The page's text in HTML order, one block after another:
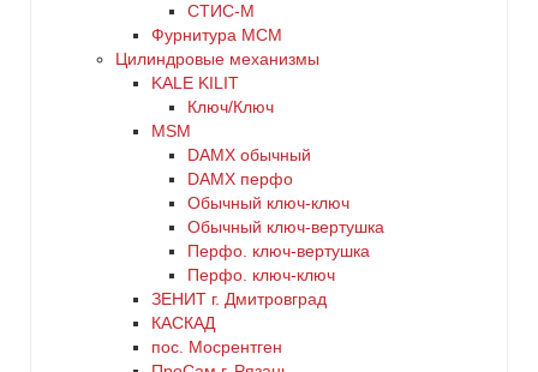
СТИС-М
Фурнитура МСМ
Цилиндровые механизмы
KALE KILIT
Ключ/Ключ
MSM
DАMX обычный
DАMX перфо
Oбычный ключ-ключ
Обычный ключ-вертушка
Перфо. ключ-вертушка
Перфо. ключ-ключ
ЗЕНИТ г. Дмитровград
КАСКАД
пос. Мосрентген